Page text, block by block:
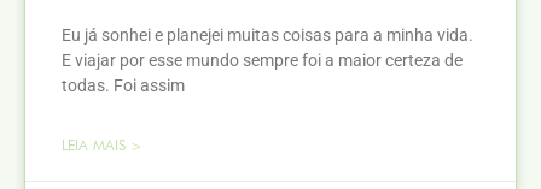
Eu já sonhei e planejei muitas coisas para a minha vida.
E viajar por esse mundo sempre foi a maior certeza de
todas. Foi assim
LEIA MAIS >